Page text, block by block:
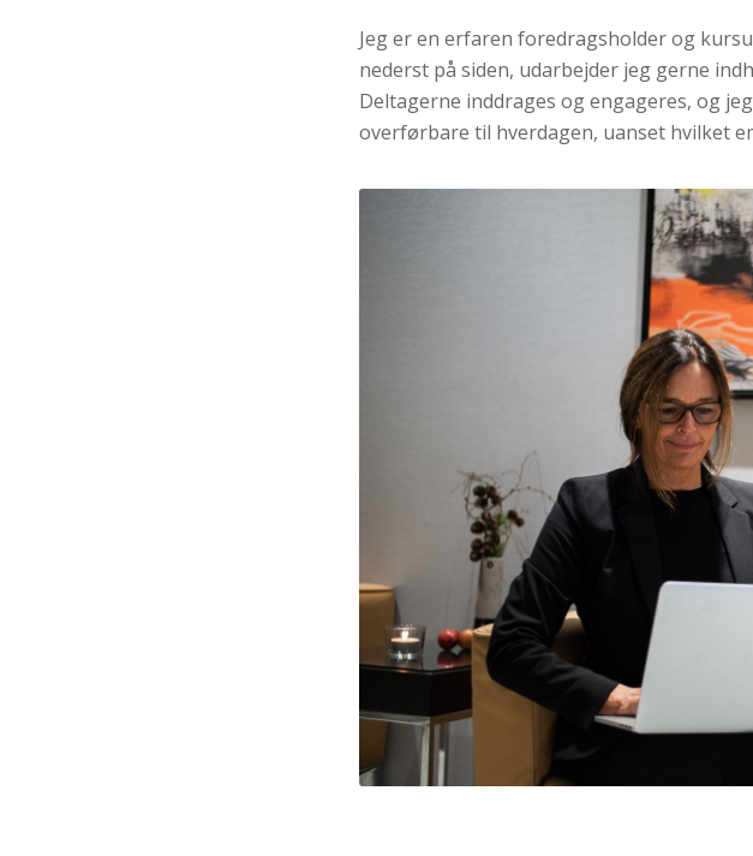
Jeg er en erfaren foredragsholder og
nederst på siden, udarbejder jeg gerne
Deltagerne inddrages og engageres, og
overførbare til hverdagen, uanset hvilket